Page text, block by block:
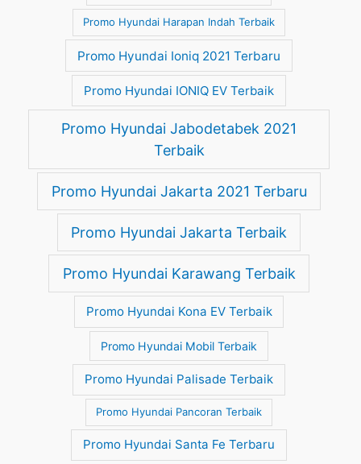
Promo Hyundai Harapan Indah Terbaik
Promo Hyundai Ioniq 2021 Terbaru
Promo Hyundai IONIQ EV Terbaik
Promo Hyundai Jabodetabek 2021
Terbaik
Promo Hyundai Jakarta 2021 Terbaru
Promo Hyundai Jakarta Terbaik
Promo Hyundai Karawang Terbaik
Promo Hyundai Kona EV Terbaik
Promo Hyundai Mobil Terbaik
Promo Hyundai Palisade Terbaik
Promo Hyundai Pancoran Terbaik
Promo Hyundai Santa Fe Terbaru